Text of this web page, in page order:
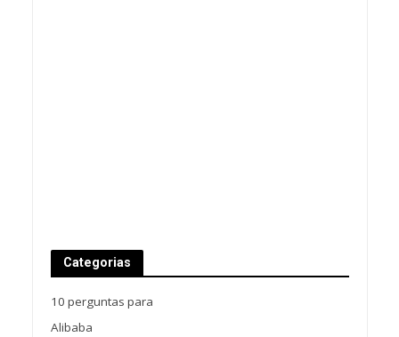
Categorias
10 perguntas para
Alibaba